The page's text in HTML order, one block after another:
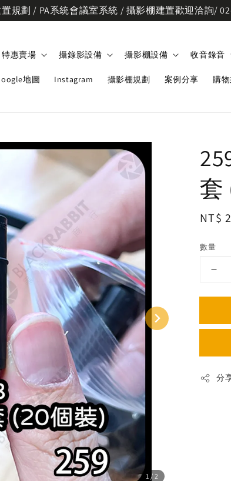
規劃 / PA系統會議室系統 / 攝影棚建置歡迎洽詢/
特惠賣場 攝錄影設備 攝影棚設備 收音錄音
地圖 Instagram 攝影棚規劃 案例分享 購
1/2
套
NT$
數量
分